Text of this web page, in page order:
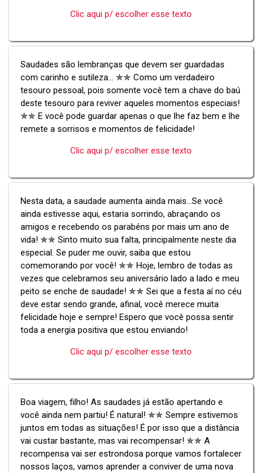
Clic aqui p/ escolher esse texto
Saudades são lembranças que devem ser guardadas
com carinho e sutileza... ✯✯ Como um verdadeiro
tesouro pessoal, pois somente você tem a chave do baú
deste tesouro para reviver aqueles momentos especiais!
✯✯ E você pode guardar apenas o que lhe faz bem e lhe
remete a sorrisos e momentos de felicidade!
Clic aqui p/ escolher esse texto
Nesta data, a saudade aumenta ainda mais...Se você
ainda estivesse aqui, estaria sorrindo, abraçando os
amigos e recebendo os parabéns por mais um ano de
vida! ✯✯ Sinto muito sua falta, principalmente neste dia
especial. Se puder me ouvir, saiba que estou
comemorando por você! ✯✯ Hoje, lembro de todas as
vezes que celebramos seu aniversário lado a lado e meu
peito se enche de saudade! ✯✯ Sei que a festa aí no céu
deve estar sendo grande, afinal, você merece muita
felicidade hoje e sempre! Espero que você possa sentir
toda a energia positiva que estou enviando!
Clic aqui p/ escolher esse texto
Boa viagem, filho! As saudades já estão apertando e
você ainda nem partiu! É natural! ✯✯ Sempre estivemos
juntos em todas as situações! É por isso que a distância
vai custar bastante, mas vai recompensar! ✯✯ A
recompensa vai ser estrondosa porque vamos fortalecer
nossos laços, vamos aprender a conviver de uma nova